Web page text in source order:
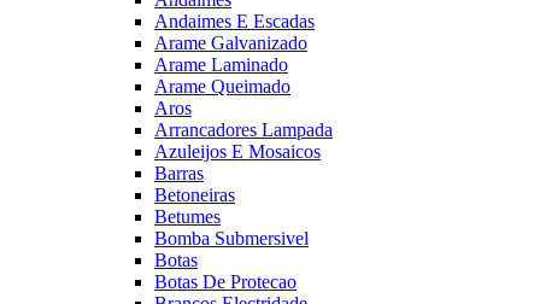
Andaimes E Escadas
Arame Galvanizado
Arame Laminado
Arame Queimado
Aros
Arrancadores Lampada
Azuleijos E Mosaicos
Barras
Betoneiras
Betumes
Bomba Submersivel
Botas
Botas De Protecao